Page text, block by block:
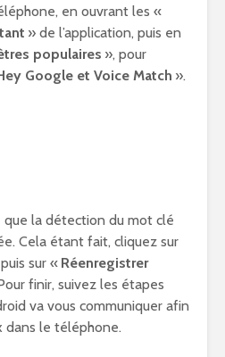
en ouvrant les «
» de l’application, puis en
populaires », pour
Google et Voice Match ».
la détection du mot clé
Cela étant fait, cliquez sur
sur « Réenregistrer
finir, suivez les étapes
va vous communiquer afin
dans le téléphone.